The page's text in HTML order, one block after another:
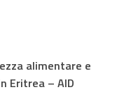
alimentare e
Eritrea – AID